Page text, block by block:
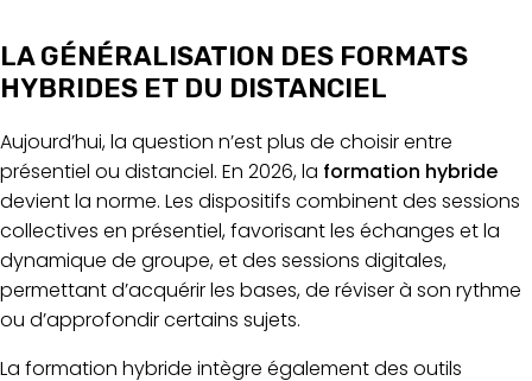
LA GÉNÉRALISATION DES FORMATS
HYBRIDES ET DU DISTANCIEL
Aujourd’hui, la question n’est plus de choisir entre
présentiel ou distanciel. En 2026, la formation hybride
devient la norme. Les dispositifs combinent des sessions
collectives en présentiel, favorisant les échanges et la
dynamique de groupe, et des sessions digitales,
permettant d’acquérir les bases, de réviser à son rythme
ou d’approfondir certains sujets.
La formation hybride intègre également des outils